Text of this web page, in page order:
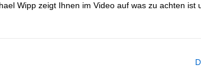
Wipp zeigt Ihnen im Video auf was zu achten ist